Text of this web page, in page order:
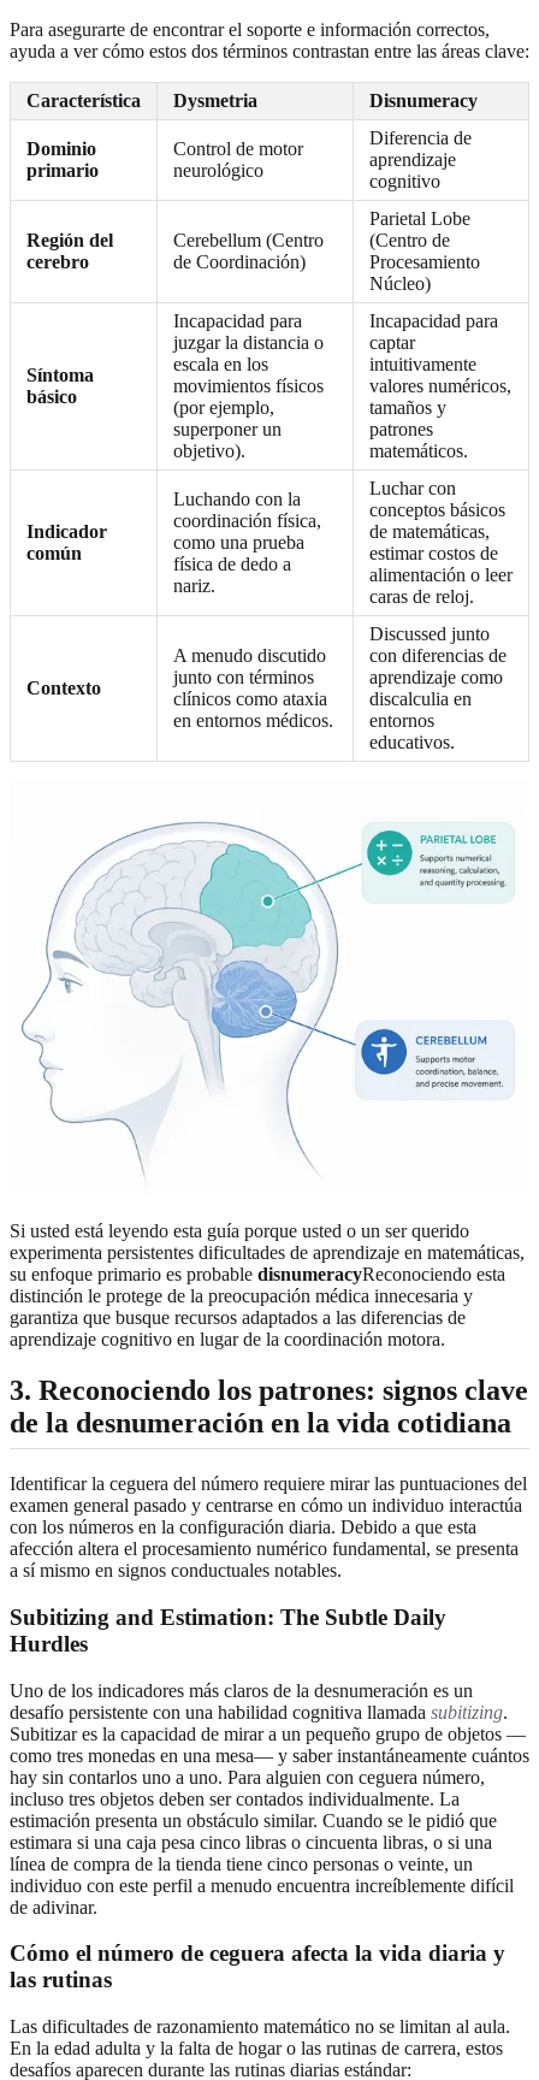
Para asegurarte de encontrar el soporte e información correctos,
ayuda a ver cómo estos dos términos contrastan entre las áreas clave:
Característica Dysmetria Disnumeracy
Dominio
primario
Control de motor
neurológico
Diferencia de
aprendizaje
cognitivo
Región del
cerebro
Cerebellum (Centro
de Coordinación)
Parietal Lobe
(Centro de
Procesamiento
Núcleo)
Síntoma
básico
Incapacidad para
juzgar la distancia o
escala en los
movimientos físicos
(por ejemplo,
superponer un
objetivo).
Incapacidad para
captar
intuitivamente
valores numéricos,
tamaños y
patrones
matemáticos.
Indicador
común
Luchando con la
coordinación física,
como una prueba
física de dedo a
nariz.
Luchar con
conceptos básicos
de matemáticas,
estimar costos de
alimentación o leer
caras de reloj.
Contexto
A menudo discutido
junto con términos
clínicos como ataxia
en entornos médicos.
Discussed junto
con diferencias de
aprendizaje como
discalculia en
entornos
educativos.
Si usted está leyendo esta guía porque usted o un ser querido
experimenta persistentes dificultades de aprendizaje en matemáticas,
su enfoque primario es probable disnumeracyReconociendo esta
distinción le protege de la preocupación médica innecesaria y
garantiza que busque recursos adaptados a las diferencias de
aprendizaje cognitivo en lugar de la coordinación motora.
3. Reconociendo los patrones: signos clave
de la desnumeración en la vida cotidiana
Identificar la ceguera del número requiere mirar las puntuaciones del
examen general pasado y centrarse en cómo un individuo interactúa
con los números en la configuración diaria. Debido a que esta
afección altera el procesamiento numérico fundamental, se presenta
a sí mismo en signos conductuales notables.
Subitizing and Estimation: The Subtle Daily
Hurdles
Uno de los indicadores más claros de la desnumeración es un
desafío persistente con una habilidad cognitiva llamada subitizing.
Subitizar es la capacidad de mirar a un pequeño grupo de objetos —
como tres monedas en una mesa— y saber instantáneamente cuántos
hay sin contarlos uno a uno. Para alguien con ceguera número,
incluso tres objetos deben ser contados individualmente. La
estimación presenta un obstáculo similar. Cuando se le pidió que
estimara si una caja pesa cinco libras o cincuenta libras, o si una
línea de compra de la tienda tiene cinco personas o veinte, un
individuo con este perfil a menudo encuentra increíblemente difícil
de adivinar.
Cómo el número de ceguera afecta la vida diaria y
las rutinas
Las dificultades de razonamiento matemático no se limitan al aula.
En la edad adulta y la falta de hogar o las rutinas de carrera, estos
desafíos aparecen durante las rutinas diarias estándar: